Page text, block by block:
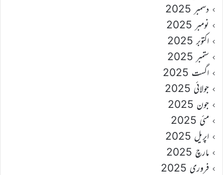
دسمبر 2025
نومبر 2025
اکتوبر 2025
ستمبر 2025
اگست 2025
جولائی 2025
جون 2025
مئی 2025
اپریل 2025
مارچ 2025
فروری 2025